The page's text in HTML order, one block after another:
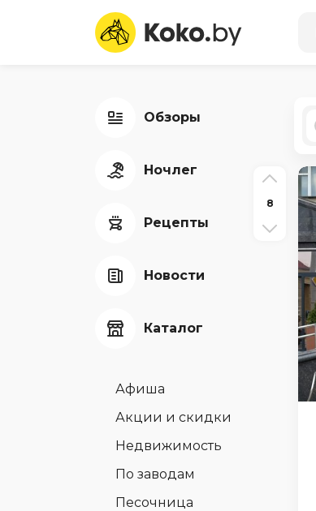
Обзоры
Ночлег
Рецепты
Новости
Каталог
Афиша
Акции и скидки
Недвижимость
По заводам
Песочница
8